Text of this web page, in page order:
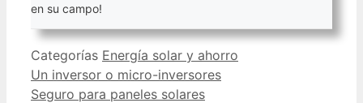
en su campo!
Categorías Energía solar y ahorro
Un inversor o micro-inversores
Seguro para paneles solares